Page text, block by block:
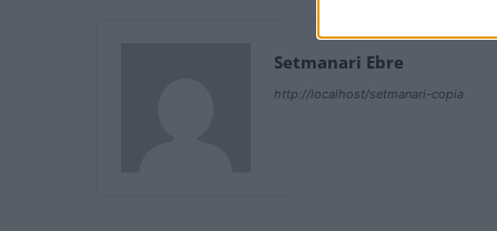
Setmanari Ebre
http://localhost/setmanari-copia